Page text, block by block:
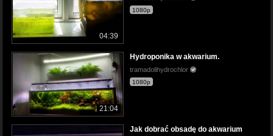
04:39
1080p
21:04
Hydroponika w akwarium.
tramadolihydrochlor
1080p
Jak dobrać obsadę do akwarium